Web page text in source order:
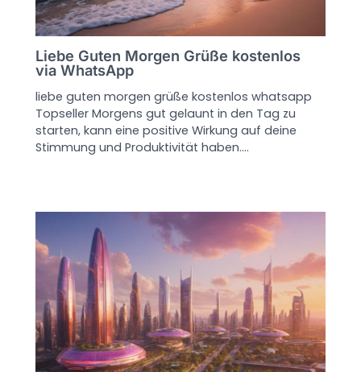
Liebe Guten Morgen Grüße kostenlos
via WhatsApp
liebe guten morgen grüße kostenlos whatsapp
Topseller Morgens gut gelaunt in den Tag zu
starten, kann eine positive Wirkung auf deine
Stimmung und Produktivität haben.…